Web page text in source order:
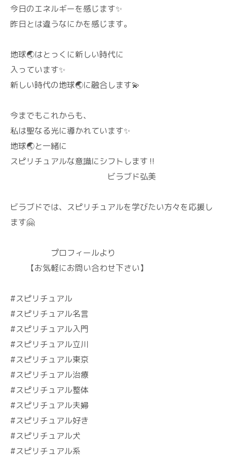
今日のエネルギーを感じます✨
昨日とは違うなにかを感じます。
地球🌏️はとっくに新しい時代に
入っています✨
新しい時代の地球🌏️に融合します💫
今までもこれからも、
私は聖なる光に導かれています✨
地球🌏️と一緒に
スピリチュアルな意識にシフトします‼️
ビラブド弘美
ビラブドでは、スピリチュアルを学びたい方々を応援し
ます🤗
プロフィールより
【お気軽にお問い合わせ下さい】
#スピリチュアル
#スピリチュアル名言
#スピリチュアル入門
#スピリチュアル立川
#スピリチュアル東京
#スピリチュアル治療
#スピリチュアル整体
#スピリチュアル夫婦
#スピリチュアル好き
#スピリチュアル犬
#スピリチュアル系